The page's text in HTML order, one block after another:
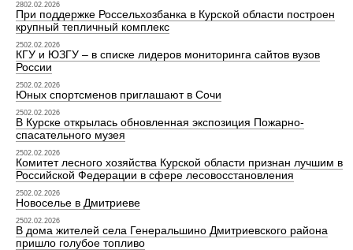
2802.02.2026
При поддержке Россельхозбанка в Курской области построен
крупный тепличный комплекс
2502.02.2026
КГУ и ЮЗГУ – в списке лидеров мониторинга сайтов вузов
России
2502.02.2026
Юных спортсменов приглашают в Сочи
2502.02.2026
В Курске открылась обновленная экспозиция Пожарно-
спасательного музея
2502.02.2026
Комитет лесного хозяйства Курской области признан лучшим в
Российской Федерации в сфере лесовосстановления
2502.02.2026
Новоселье в Дмитриеве
2502.02.2026
В дома жителей села Генеральшино Дмитриевского района
пришло голубое топливо